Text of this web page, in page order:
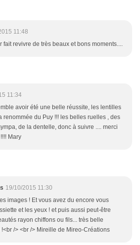
11:48
fait revivre de très beaux et bons moments....
11:34
avoir été une belle réussite, les lentilles
renommée du Puy !!! les belles ruelles , des
de la dentelle, donc à suivre .... merci
Mary
19/10/2015 11:30
images ! Et vous avez du encore vous
et les yeux ! et puis aussi peut-être
rayon chiffons ou fils... très belle
/> <br /> Mireille de Mireo-Créations